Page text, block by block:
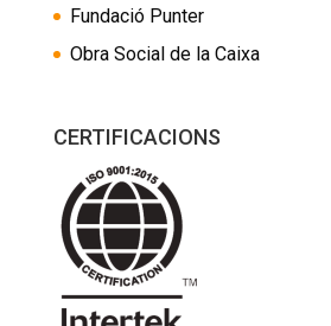
Fundació Punter
Obra Social de la Caixa
CERTIFICACIONS